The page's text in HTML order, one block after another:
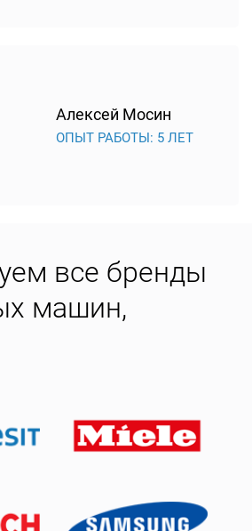
Алексей Мосин
ОПЫТ РАБОТЫ: 5 ЛЕТ
все бренды
машин,